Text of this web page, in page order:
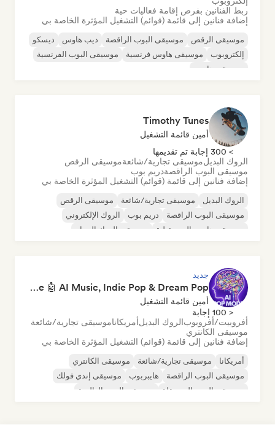
ربط الفنانين بفرص إقامة فعاليات حية
إضافة فنانين إلى قائمة (قوائم) التشغيل المؤثرة الخاصة بي
موسيقى الرقص موسيقى البوب الراقصة ديب هاوس
ديسكو
إلكتروبوب
موسيقى هاوس فرنسية
موسيقى البوب الفرنسية
موسيقى هاوس
Timothy Tunes
أمين قائمة التشغيل
> 300 إجابة تم تقديمها
الروك البديلموسيقى تجارية/شائعةموسيقى الرقص
موسيقى البوب الراقصةدريم بوب
إضافة فنانين إلى قائمة (قوائم) التشغيل المؤثرة الخاصة بي
الروك البديل موسيقى تجارية/شائعة
موسيقى الرقص
موسيقى البوب الراقصة
دريم بوب
الروك الإلكتروني
موسيقى هاوس المستقبلية
موسيقى الروك الجراج
جديد
Pop Machine Mode 🤖 AI Music, Indie Pop & Dream Pop
أمين قائمة التشغيل
< 100 إجابة
أفروبيت/أفروبوبالروك البديلأمريكاناموسيقى تجارية/شائعة
موسيقى الكانتري
إضافة فنانين إلى قائمة (قوائم) التشغيل المؤثرة الخاصة بي
أمريكانا موسيقى تجارية/شائعة
موسيقى الكانتري
موسيقى البوب الراقصة
هايبربوب
موسيقى إندي فولك
موسيقى البوب المستقلة
موسيقى البوب العالمية